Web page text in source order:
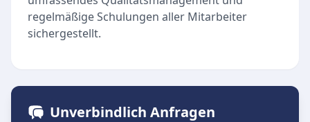
regelmäßige Schulungen aller Mitarbeiter
sichergestellt.
Unverbindlich Anfragen